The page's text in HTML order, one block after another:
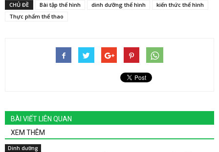
CHỦ ĐỀ Bài tập thể hình dinh dưỡng thể hình
kiến thức thể hình
Thực phẩm thể thao
BÀI VIẾT LIÊN QUAN
XEM THÊM
Dinh dưỡng